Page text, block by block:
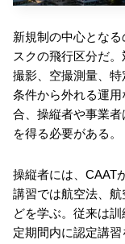
新規制の中心とな
スクの飛行区分だ
撮影、空撮測量、
条件から外れる運
合、操縦者や事業
を得る必要がある。
操縦者には、CAAT
講習では航空法、
どを学ぶ。従来は
定期間内に認定講